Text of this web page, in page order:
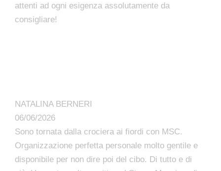
attenti ad ogni esigenza assolutamente da
consigliare!
NATALINA BERNERI
06/06/2026
Sono tornata dalla crociera ai fiordi con MSC.
Organizzazione perfetta personale molto gentile e
disponibile per non dire poi del cibo. Di tutto e di